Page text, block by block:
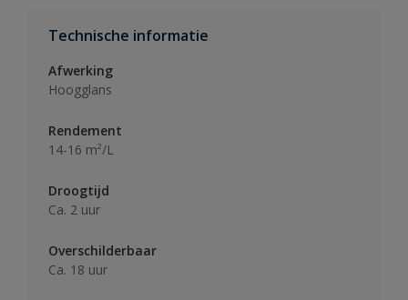
Technische informatie
Afwerking
Hoogglans
Rendement
14-16 m²/L
Droogtijd
Ca. 2 uur
Overschilderbaar
Ca. 18 uur